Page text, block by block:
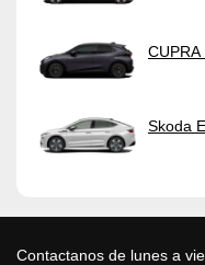
Skoda
Contactanos de lunes a